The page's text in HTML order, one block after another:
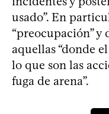
usado”. En
“preocupación” y
aquellas “donde
lo que son las
fuga de arena”.